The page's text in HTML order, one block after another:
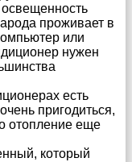
проживает в
или
нужен
есть
пригодиться,
отопление еще
который